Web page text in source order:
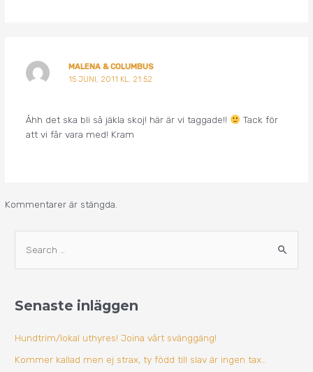
MALENA & COLUMBUS
15 JUNI, 2011 KL. 21:52
Åhh det ska bli så jäkla skoj! här är vi taggade!!
Tack för
att vi får vara med! Kram
Kommentarer är stängda.
ö
e
e
Senaste inläggen
Hundtrim/lokal uthyres! Joina vårt svänggäng!
Kommer kallad men ej strax, ty född till slav är ingen tax…